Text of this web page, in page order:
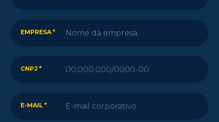
EMPRESA *
CNPJ *
E-MAIL *